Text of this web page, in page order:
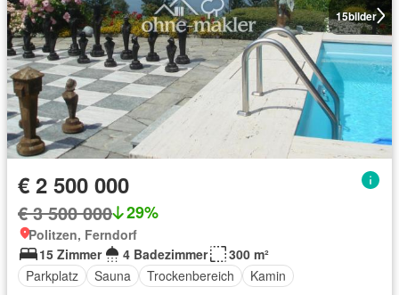
15bilder
€ 2 500 000
€ 3 500 000 29%
Politzen, Ferndorf
15 Zimmer
4 Badezimmer
300 m²
Parkplatz
Sauna Trockenbereich Kamin